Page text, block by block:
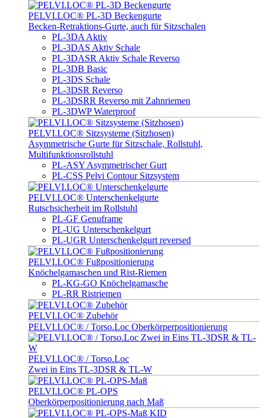
PELVI.LOC® PL-3D Beckengurte
Becken-Retraktions-Gurte, auch für Sitzschalen
PL-3DA Aktiv
PL-3DAS Aktiv Schale
PL-3DASR Aktiv Schale Reverso
PL-3DB Basic
PL-3DS Schale
PL-3DSR Reverso
PL-3DSRR Reverso mit Zahnriemen
PL-3DWP Waterproof
PELVI.LOC® Sitzsysteme (Sitzhosen)
Asymmetrische Gurte für Sitzschale, Rollstuhl,
Multifunktionsrollstuhl
PL-ASY Asymmetrischer Gurt
PL-CSS Pelvi Contour Sitzsystem
PELVI.LOC® Unterschenkelgurte
Rutschsicherheit im Rollstuhl
PL-GF Genuframe
PL-UG Unterschenkelgurt
PL-UGR Unterschenkelgurt reversed
PELVI.LOC® Fußpositionierung
Knöchelgamaschen und Rist-Riemen
PL-KG-GO Knöchelgamasche
PL-RR Ristriemen
PELVI.LOC® Zubehör
PELVI.LOC® / Torso.Loc Oberkörperpositionierung
PELVI.LOC® / Torso.Loc
Zwei in Eins TL-3DSR & TL-W
PELVI.LOC® PL-OPS
Oberkörperpositionierung nach Maß